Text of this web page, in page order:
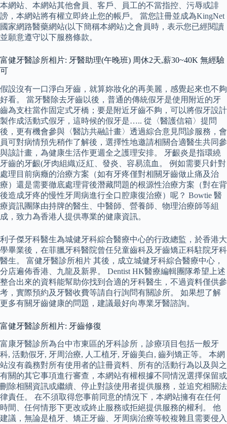
本網站、本網站其他會員、客戶、員工的不當指控、污辱或誹
謗，本網站將有權立即終止您的帳戶。 當您註冊並成為KingNet
國家網路醫藥網站(以下簡稱本網站)之會員時，表示您已經閱讀
並願意遵守以下服務條款。
富健牙醫診所相片: 牙醫助理(午晚班) 周休2天,薪30~40K 無經驗
可
假設沒有一口淨白牙齒，就算妳妝化的再美麗，感覺起來也不夠
好看。 當牙醫除去牙齒以後，普通的傳統假牙是使用附近的牙
齒為支柱當作固定式牙橋；要是附近牙齒不夠，可以將假牙設計
製作成活動式假牙，這時候的假牙是….. 從〈醫護信箱〉提問
後，更有機會參與〈醫訪共融計畫〉透過綜合意見問診服務，會
員可對病情預先稍作了解後，選擇性地邀請相關合適醫生共同參
與該計畫，為健康生活作更週全之護理安排。 牙齦炎是指環繞
牙齒的牙齦(牙肉組織)泛紅、發炎、容易流血。 例如需要只針對
處理目前病癥的治療方案（如有牙疼僅對相關牙齒做止痛及治
療）還是需要徹底處理背後潛藏問題的根源性治療方案（對在背
後造成牙疼的慢性牙周病進行全口腔康復治療）呢？ Bowtie 醫
療資訊團隊由持牌的醫生、中醫師、營養師、物理治療師等組
成，致力為香港人提供專業的健康資訊。
利子傑牙科醫生為城健牙科綜合醫療中心的行政總監，於香港大
學畢業後，在菲臘牙科醫院曾任兒童齒科及牙齒矯正科駐院牙科
醫生。 富健牙醫診所相片 其後，成立城健牙科綜合醫療中心，
分店遍佈香港、九龍及新界。 Dentist HK醫療編輯團隊希望上述
整合出來的資料能幫助你找到合適的牙科醫生，不過資料僅供參
考，實際預約及牙醫收費等請自行詢問有關診所。 如果想了解
更多有關牙齒健康的問題，建議最好向專業牙醫諮詢。
富健牙醫診所相片: 牙齒修復
富康牙醫診所為台中市東區的牙科診所，診療項目包括一般牙
科, 活動假牙, 牙周治療, 人工植牙, 牙齒美白, 齒列矯正等。 本網
站沒有義務對所有使用者的註冊資料、所有的活動行為以及與之
有關的其它事項進行審查，本網站有權根據不同情況選擇保留或
刪除相關資訊或繼續、停止對該使用者提供服務，並追究相關法
律責任。 在不須取得您事前同意的情況下，本網站擁有在任何
時間、任何情形下更改或終止服務或拒絕提供服務的權利。 他
建議，無論是植牙、矯正牙齒、牙周病治療等較複雜且需要侵入